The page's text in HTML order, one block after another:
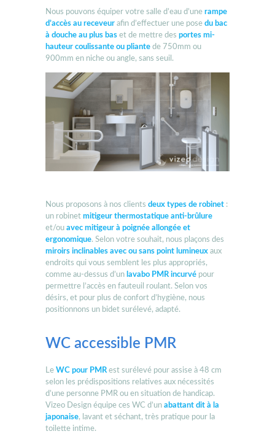
Nous pouvons équiper votre salle d’eau d’une rampe
d’accès au receveur afin d’effectuer une pose du bac
à douche au plus bas et de mettre des portes mi-
hauteur coulissante ou pliante de 750mm ou
900mm en niche ou angle, sans seuil.
Nous proposons à nos clients deux types de robinet :
un robinet mitigeur thermostatique anti-brûlure
et/ou avec mitigeur à poignée allongée et
ergonomique. Selon votre souhait, nous plaçons des
miroirs inclinables avec ou sans point lumineux aux
endroits qui vous semblent les plus appropriés,
comme au-dessus d’un lavabo PMR incurvé pour
permettre l’accès en fauteuil roulant. Selon vos
désirs, et pour plus de confort d’hygiène, nous
positionnons un bidet surélevé, adapté.
WC accessible PMR
Le WC pour PMRest surélevé pour assise à 48 cm
selon les prédispositions relatives aux nécessités
d’une personne PMR ou en situation de handicap.
Vizeo Design équipe ces WC d’un abattant dit à la
japonaise, lavant et séchant, très pratique pour la
toilette intime.